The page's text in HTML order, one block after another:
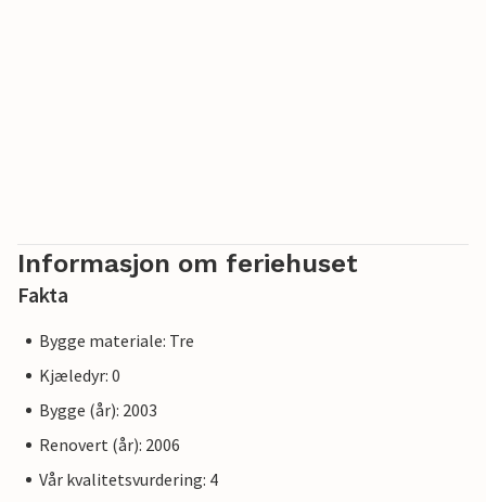
Informasjon om feriehuset
Fakta
Bygge materiale: Tre
Kjæledyr: 0
Bygge (år): 2003
Renovert (år): 2006
Vår kvalitetsvurdering: 4